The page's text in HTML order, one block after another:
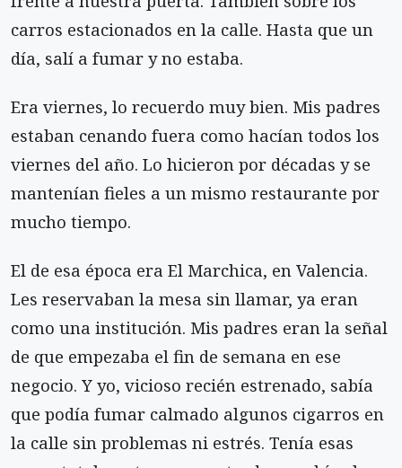
carros estacionados en la calle. Hasta que un
día, salí a fumar y no estaba.
Era viernes, lo recuerdo muy bien. Mis padres
estaban cenando fuera como hacían todos los
vier­nes del año. Lo hicieron por décadas y se
mantenían fieles a un mismo restaurante por
mucho tiempo.
El de esa época era El Marchica, en Valencia.
Les reservaban la mesa sin llamar, ya eran
como una ins­titución. Mis padres eran la señal
de que empeza­ba el fin de semana en ese
negocio. Y yo, vicioso recién estrenado, sabía
que podía fumar calmado algunos cigarros en
la calle sin problemas ni estrés. Tenía esas